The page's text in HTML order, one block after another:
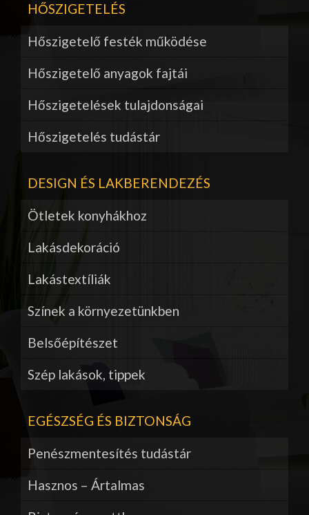
HŐSZIGETELÉS
Hőszigetelő festék működése
Hőszigetelő anyagok fajtái
Hőszigetelések tulajdonságai
Hőszigetelés tudástár
DESIGN ÉS LAKBERENDEZÉS
Ötletek konyhákhoz
Lakásdekoráció
Lakástextíliák
Színek a környezetünkben
Belsőépítészet
Szép lakások, tippek
EGÉSZSÉG ÉS BIZTONSÁG
Penészmentesítés tudástár
Hasznos – Ártalmas